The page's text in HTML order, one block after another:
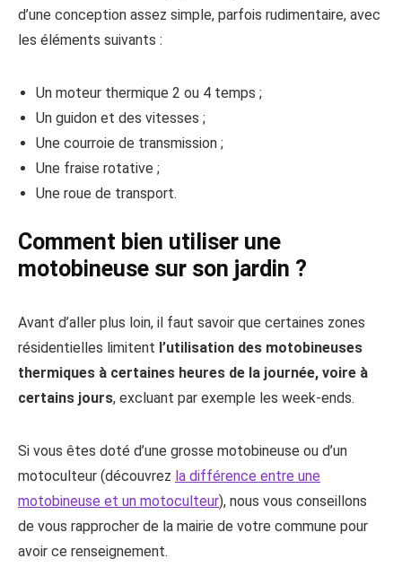
d’une conception assez simple, parfois rudimentaire, avec
les éléments suivants :
Un moteur thermique 2 ou 4 temps ;
Un guidon et des vitesses ;
Une courroie de transmission ;
Une fraise rotative ;
Une roue de transport.
Comment bien utiliser une
motobineuse sur son jardin ?
Avant d’aller plus loin, il faut savoir que certaines zones
résidentielles limitent l’utilisation des motobineuses
thermiques à certaines heures de la journée, voire à
certains jours, excluant par exemple les week-ends.
Si vous êtes doté d’une grosse motobineuse ou d’un
motoculteur (découvrez la différence entre une
motobineuse et un motoculteur), nous vous conseillons
de vous rapprocher de la mairie de votre commune pour
avoir ce renseignement.